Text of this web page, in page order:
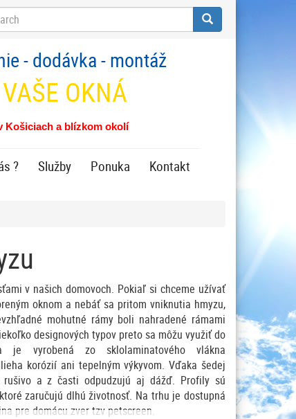
Search
- dodávka - montáž
OKNÁ
Košiciach a blízkom okolí
? Služby Ponuka Kontakt
v našich domovoch. Pokiaľ si chceme užívať
oknom a nebáť sa pritom vniknutia hmyzu,
mohutné rámy boli nahradené rámami
designových typov preto sa môžu využiť do
je vyrobená zo sklolaminatového vlákna
korózií ani tepelným výkyvom. Vďaka šedej
a z časti odpudzujú aj dážď. Profily sú
zaručujú dlhú životnosť. Na trhu je dostupná
pre domácu zver tzv petscreen.